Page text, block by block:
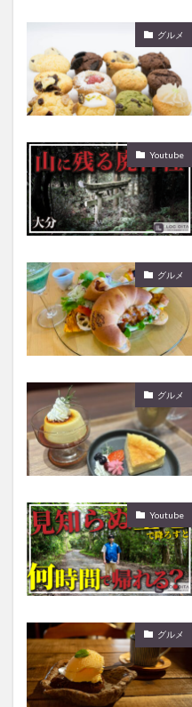
グルメ
Youtube
グルメ
グルメ
Youtube
グルメ